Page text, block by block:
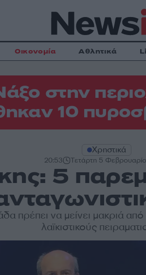
Οικονομία Αθλητικά
στην
10
Χρηστικά
20:53 Τετάρτη 5
5
πρέπει να μείνει μακριά από
λαϊκιστικούς